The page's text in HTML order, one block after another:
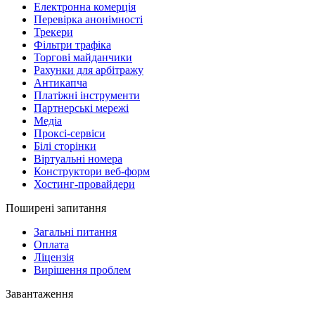
Електронна комерція
Перевірка анонімності
Трекери
Фільтри трафіка
Торгові майданчики
Рахунки для арбітражу
Антикапча
Платіжні інструменти
Партнерські мережі
Медіа
Проксі-сервіси
Білі сторінки
Віртуальні номера
Конструктори веб-форм
Хостинг-провайдери
Поширені запитання
Загальні питання
Оплата
Ліцензія
Вирішення проблем
Завантаження